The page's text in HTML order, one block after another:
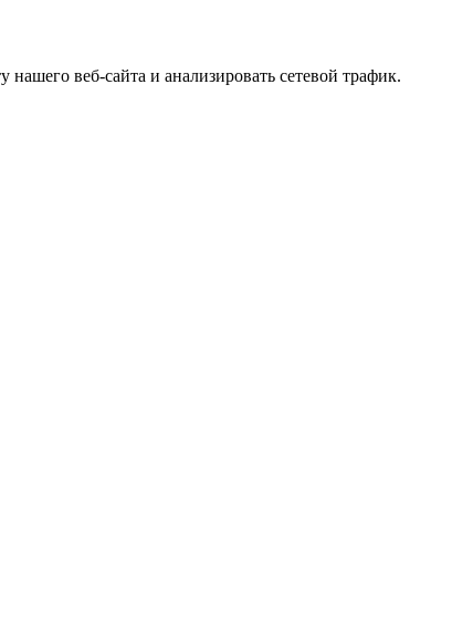
веб-сайта и анализировать сетевой трафик.